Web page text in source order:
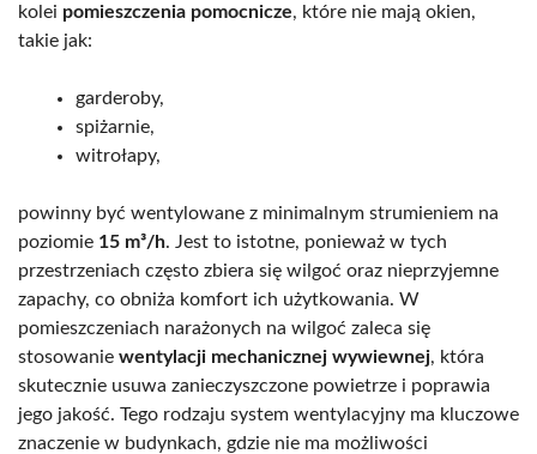
kolei pomieszczenia pomocnicze, które nie mają okien,
takie jak:
garderoby,
spiżarnie,
witrołapy,
powinny być wentylowane z minimalnym strumieniem na
poziomie 15 m³/h. Jest to istotne, ponieważ w tych
przestrzeniach często zbiera się wilgoć oraz nieprzyjemne
zapachy, co obniża komfort ich użytkowania. W
pomieszczeniach narażonych na wilgoć zaleca się
stosowanie wentylacji mechanicznej wywiewnej, która
skutecznie usuwa zanieczyszczone powietrze i poprawia
jego jakość. Tego rodzaju system wentylacyjny ma kluczowe
znaczenie w budynkach, gdzie nie ma możliwości